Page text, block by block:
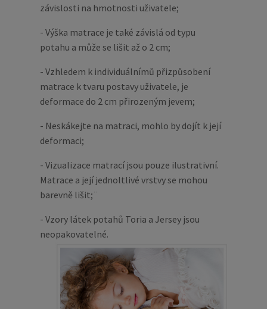
závislosti na hmotnosti uživatele;
- Výška matrace je také závislá od typu
potahu a může se lišit až o 2 cm;
- Vzhledem k individuálnímů přizpůsobení
matrace k tvaru postavy uživatele, je
deformace do 2 cm přirozeným jevem;
- Neskákejte na matraci, mohlo by dojít k její
deformaci;
- Vizualizace matrací jsou pouze ilustrativní.
Matrace a její jednoltlivé vrstvy se mohou
barevně lišit;¨
- Vzory látek potahů Toria a Jersey jsou
neopakovatelné.